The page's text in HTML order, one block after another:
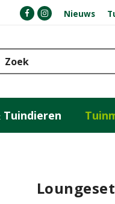
Nieuws
Tuindieren